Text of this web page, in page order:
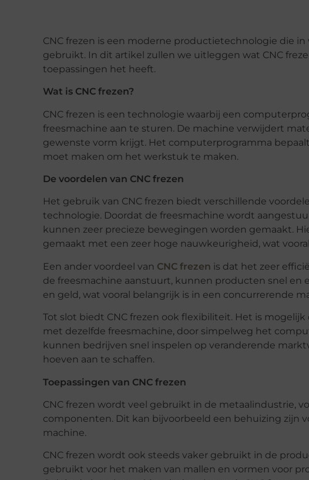
CNC frezen is een moderne productietechnologie die
gebruikt. In dit artikel zullen we uitleggen wat CNC
toepassingen het heeft.
Wat is CNC frezen?
CNC frezen is een technologie waarbij een
freesmachine aan te sturen. De machine verwijdert
gewenste vorm krijgt. Het computerprogramma
moet maken om het werkstuk te maken.
De voordelen van CNC frezen
Het gebruik van CNC frezen biedt verschillende
technologie. Doordat de freesmachine wordt
kunnen zeer precieze bewegingen worden gemaakt.
gemaakt met een zeer hoge nauwkeurigheid, wat
Een ander voordeel van CNC frezen is dat het zeer
de freesmachine aanstuurt, kunnen producten snel en
en geld, wat vooral belangrijk is in een concurrerende
Tot slot biedt CNC frezen ook flexibiliteit. Het is
met dezelfde freesmachine, door simpelweg het
kunnen bedrijven snel inspelen op veranderende
hoeven aan te schaffen.
Toepassingen van CNC frezen
CNC frezen wordt veel gebruikt in de metaalindustrie,
componenten. Dit kan bijvoorbeeld een behuizing zijn
machine.
CNC frezen wordt ook steeds vaker gebruikt in de
gebruikt voor het maken van mallen en vormen voor